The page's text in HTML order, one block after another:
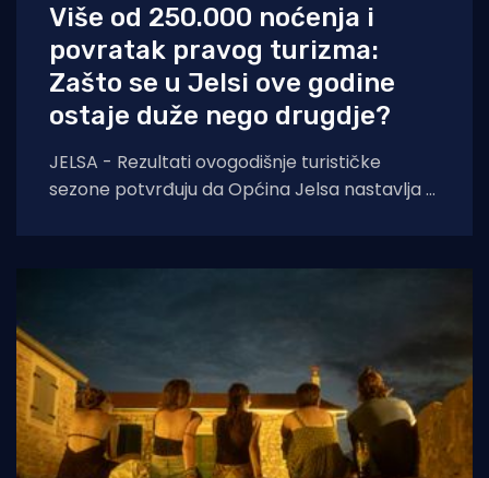
Više od 250.000 noćenja i
povratak pravog turizma:
Zašto se u Jelsi ove godine
ostaje duže nego drugdje?
JELSA - Rezultati ovogodišnje turističke
sezone potvrđuju da Općina Jelsa nastavlja u